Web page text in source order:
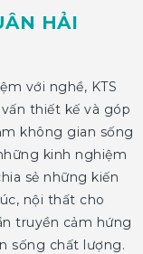
HẢI
với nghề, KTS
thiết kế và góp
không gian sống
kinh nghiệm
sẻ những kiến
nội thất cho
truyền cảm hứng
sống chất lượng.